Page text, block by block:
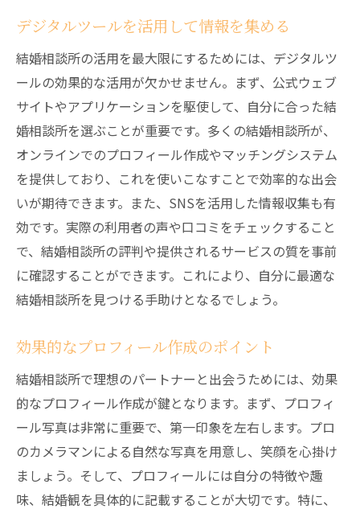
料金プランとキャンペーン情報の見方
FAQセクションで疑問を解消する
公式ブログからの役立つ情報収集
結婚相談所の最新サービスを理解し成功するた
めのガイド
最新サービスの特徴と利点
個別サポートの活用法
最新技術を取り入れたサービス例
サービス利用で知っておくべき注意点
カスタマイズサービスの活用法
メールマガジンを活用した結婚相談所の最新情
報収集法
登録必須のメールマガジン紹介
メールから得られる最新情報の活用
お得なキャンペーン情報を逃さない方法
メールマガジンでのスペシャルコンテンツ
活用
デジタルツールを活用して情報を集める
結婚相談所の活用を最大限にするためには、デジタルツ
ールの効果的な活用が欠かせません。まず、公式ウェブ
サイトやアプリケーションを駆使して、自分に合った結
婚相談所を選ぶことが重要です。多くの結婚相談所が、
オンラインでのプロフィール作成やマッチングシステム
を提供しており、これを使いこなすことで効率的な出会
いが期待できます。また、SNSを活用した情報収集も有
効です。実際の利用者の声や口コミをチェックすること
で、結婚相談所の評判や提供されるサービスの質を事前
に確認することができます。これにより、自分に最適な
結婚相談所を見つける手助けとなるでしょう。
効果的なプロフィール作成のポイント
結婚相談所で理想のパートナーと出会うためには、効果
的なプロフィール作成が鍵となります。まず、プロフィ
ール写真は非常に重要で、第一印象を左右します。プロ
のカメラマンによる自然な写真を用意し、笑顔を心掛け
ましょう。そして、プロフィールには自分の特徴や趣
味、結婚観を具体的に記載することが大切です。特に、